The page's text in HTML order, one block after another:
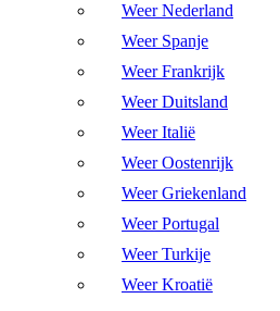
Weer Nederland
Weer Spanje
Weer Frankrijk
Weer Duitsland
Weer Italië
Weer Oostenrijk
Weer Griekenland
Weer Portugal
Weer Turkije
Weer Kroatië